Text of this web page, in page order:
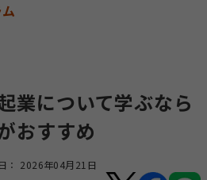
帳票作成
業について学ぶなら
おすすめ
： 2026年04月21日